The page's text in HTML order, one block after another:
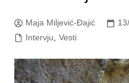
Maja Miljević-Đajić
Intervju, Vesti